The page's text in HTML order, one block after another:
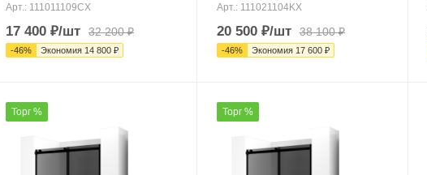
Арт.: 111011109CX
17 400 ₽/шт 32 200₽
-46% Экономия 14 800 ₽
Арт.: 111021104KX
20 500₽/шт 38 100₽
-46% Экономия 17 600₽
Торг % Торг %